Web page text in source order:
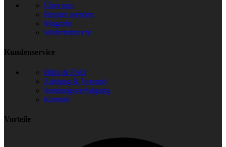
Über uns
Berater werden
Magazin
Widerrufsrecht
Kundenservice
Hilfe & FAQ
Zahlung & Versand
Sendungsverfolgung
Kontakt
Vorteile